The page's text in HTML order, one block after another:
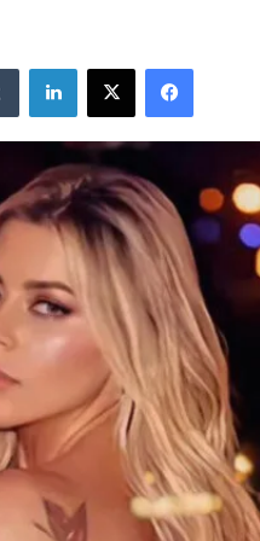
فيسبوك ‫X